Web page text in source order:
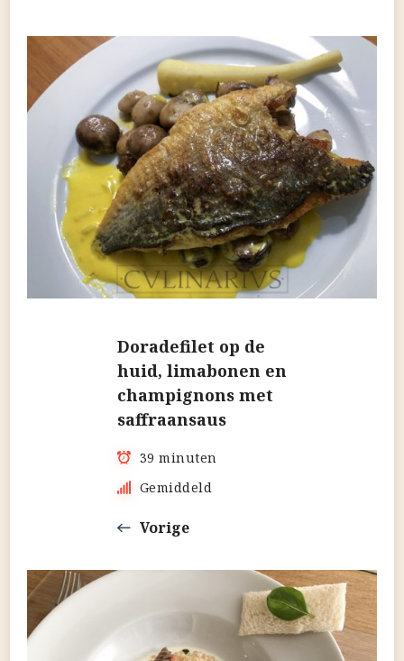
Doradefilet op de
huid, limabonen en
champignons met
saffraansaus
39 minuten
Gemiddeld
Vorige